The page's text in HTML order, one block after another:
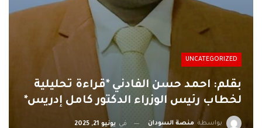
UNCATEGORIZED
بقلم: احمد حسن الفادني *قراءة تحليلية
لخطاب رئيس الوزراء الدكتور كامل إدريس*
بواسطة منصة السودان في يونيو 21, 2025